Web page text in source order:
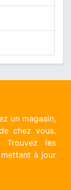
un magasin,
chez vous.
Trouvez les
à jour